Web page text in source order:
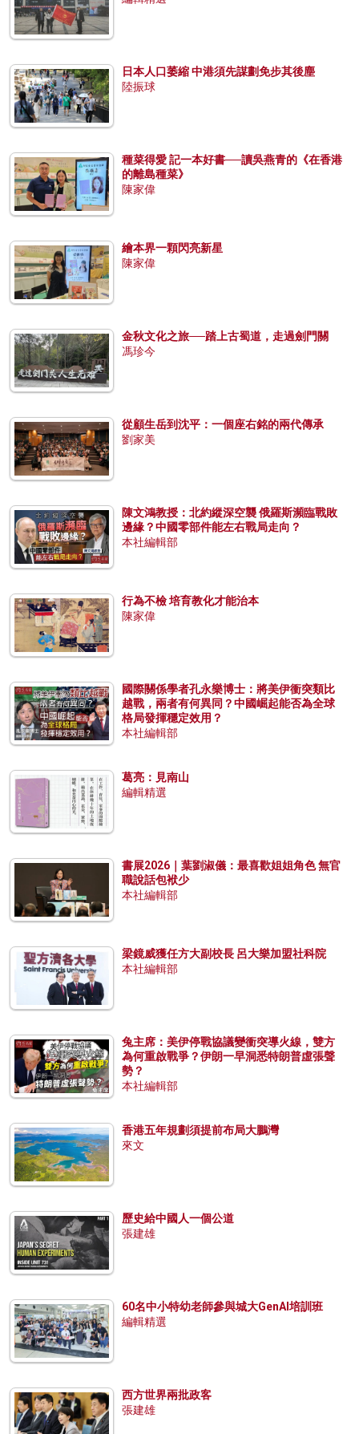
日本人口萎縮 中港須先謀劃免步其後塵
陸振球
種菜得愛 記一本好書──讀吳燕青的《在香港
的離島種菜》
陳家偉
繪本界一顆閃亮新星
陳家偉
金秋文化之旅──踏上古蜀道，走過劍門關
馮珍今
從顧生岳到沈平：一個座右銘的兩代傳承
劉家美
陳文鴻教授：北約縱深空襲 俄羅斯瀕臨戰敗
邊緣？中國零部件能左右戰局走向？
本社編輯部
行為不檢 培育教化才能治本
陳家偉
國際關係學者孔永樂博士：將美伊衝突類比
越戰，兩者有何異同？中國崛起能否為全球
格局發揮穩定效用？
本社編輯部
葛亮：見南山
編輯精選
書展2026｜葉劉淑儀：最喜歡姐姐角色 無官
職說話包袱少
本社編輯部
梁鏡威獲任方大副校長 呂大樂加盟社科院
本社編輯部
兔主席：美伊停戰協議變衝突導火線，雙方
為何重啟戰爭？伊朗一早洞悉特朗普虛張聲
勢？
本社編輯部
香港五年規劃須提前布局大鵬灣
來文
歷史給中國人一個公道
張建雄
60名中小特幼老師參與城大GenAI培訓班
編輯精選
西方世界兩批政客
張建雄